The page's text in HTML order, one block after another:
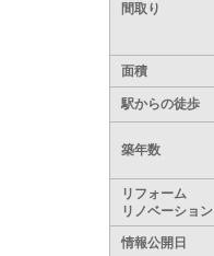
間取り
面積
駅からの徒歩
築年数
リフォーム
リノベーション
情報公開日